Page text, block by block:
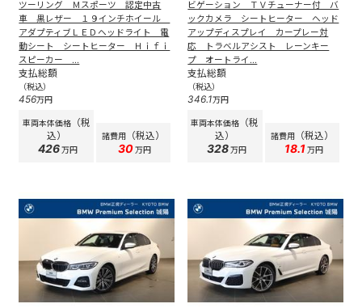
ツーリング Ｍスポーツ 認定中古
車 黒レザー １９インチホイール
アダプティブＬＥＤヘッドライト 電
動シート シートヒーター Ｈｉｆｉ
スピーカー ...
支払総額
（税込）
456万円
車両本体価格（税
込）
426万円
諸費用（税込）
30万円
ビゲーション ＴＶチューナー付 バ
ックカメラ シートヒーター ヘッド
アップディスプレイ カープレー対
応 トラベルアシスト レーンキー
プ オートライ...
支払総額
（税込）
346.1万円
車両本体価格
（税
込）
328万円
諸費用（税込）
18.1万円